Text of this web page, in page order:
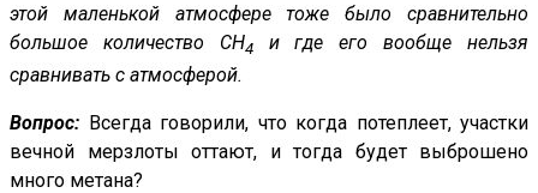
этой маленькой атмосфере тоже было сравнительно
большое количество СН4и где его вообще нельзя
сравнивать с атмосферой.
Вопрос: Всегда говорили, что когда потеплеет, участки
вечной мерзлоты оттают, и тогда будет выброшено
много метана?